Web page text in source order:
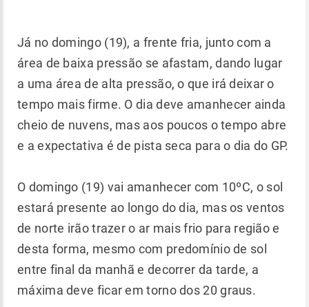
Já no domingo (19), a frente fria, junto com a
área de baixa pressão se afastam, dando lugar
a uma área de alta pressão, o que irá deixar o
tempo mais firme. O dia deve amanhecer ainda
cheio de nuvens, mas aos poucos o tempo abre
e a expectativa é de pista seca para o dia do GP.
O domingo (19) vai amanhecer com 10ºC, o sol
estará presente ao longo do dia, mas os ventos
de norte irão trazer o ar mais frio para região e
desta forma, mesmo com predomínio de sol
entre final da manhã e decorrer da tarde, a
máxima deve ficar em torno dos 20 graus.